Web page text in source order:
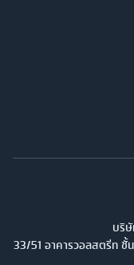
บริ
33/51 อาคารวอลสตรีท ชั้